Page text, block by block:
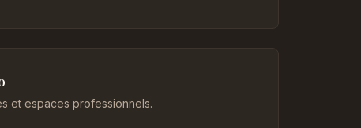
et espaces professionnels.